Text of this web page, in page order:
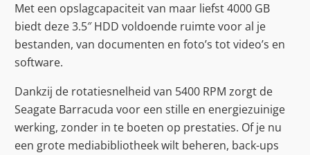
Met een opslagcapaciteit van maar liefst 4000 GB
biedt deze 3.5″ HDD voldoende ruimte voor al je
bestanden, van documenten en foto’s tot video’s en
software.
Dankzij de rotatiesnelheid van 5400 RPM zorgt de
Seagate Barracuda voor een stille en energiezuinige
werking, zonder in te boeten op prestaties. Of je nu
een grote mediabibliotheek wilt beheren, back-ups